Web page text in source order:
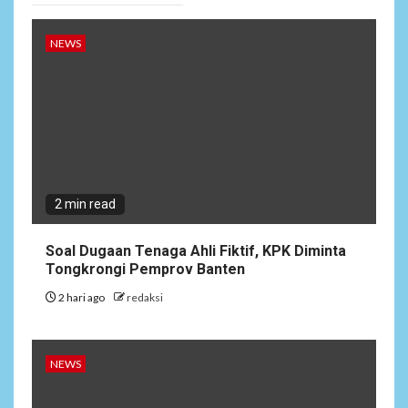
Sebagai Kapolres Humanis
2
Bantu Atasi Kesulitan Warga
Perbatasan, Pos Kotis
Satgas Yonarmed
4.000 Liter Air Bersih Gratis
NEWS
2 min read
Soal Dugaan Tenaga Ahli Fiktif, KPK Diminta
Tongkrongi Pemprov Banten
2 hari ago redaksi
NEWS